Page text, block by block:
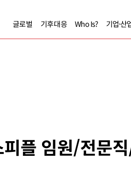
글로벌 기후대응 Who Is? 기업·산
플 임원/전문